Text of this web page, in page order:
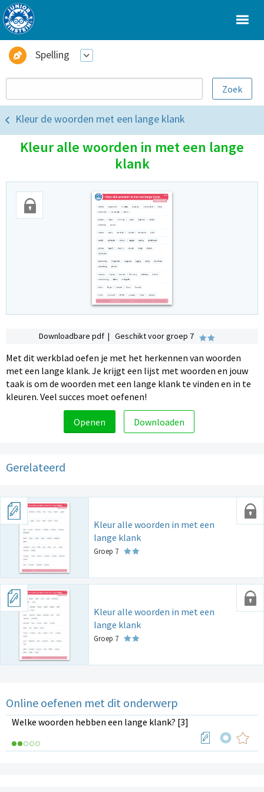
Spelling
Kleur de woorden met een lange klank
Kleur alle woorden in met een lange
klank
Downloadbare pdf | Geschikt voor groep 7
Met dit werkblad oefen je met het herkennen van woorden
met een lange klank. Je krijgt een lijst met woorden en jouw
taak is om de woorden met een lange klank te vinden en in te
kleuren. Veel succes moet oefenen!
Openen Downloaden
Gerelateerd
Kleur alle woorden in met een
lange klank
Groep 7
Kleur alle woorden in met een
lange klank
Groep 7
Online oefenen met dit onderwerp
Welke woorden hebben een lange klank? [3]